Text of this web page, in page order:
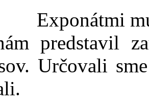
Exponátmi
predstavil
Určovali